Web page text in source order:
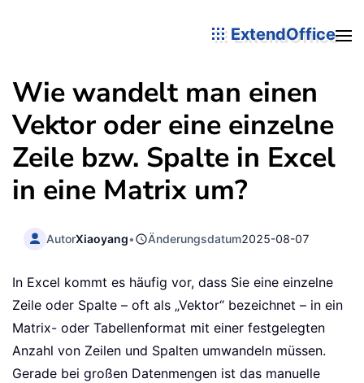
ExtendOffice
Wie wandelt man einen
Vektor oder eine einzelne
Zeile bzw. Spalte in Excel
in eine Matrix um?
AutorXiaoyang• Änderungsdatum2025-08-07
In Excel kommt es häufig vor, dass Sie eine einzelne
Zeile oder Spalte – oft als „Vektor“ bezeichnet – in ein
Matrix- oder Tabellenformat mit einer festgelegten
Anzahl von Zeilen und Spalten umwandeln müssen.
Gerade bei großen Datenmengen ist das manuelle